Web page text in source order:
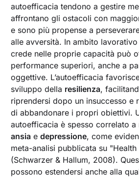
autoefficacia tendono a gestire
affrontano gli ostacoli con
e sono più propense a
alle avversità. In ambito
crede nelle proprie capacità può
performance superiori, anche a
oggettive. L’autoefficacia
sviluppo della resilienza,
riprendersi dopo un insuccesso e
di abbandonare i propri obiettivi.
autoefficacia è spesso correlato
ansia edepressione, come
meta-analisi pubblicata su
(Schwarzer & Hallum, 2008).
possono estendersi anche alla